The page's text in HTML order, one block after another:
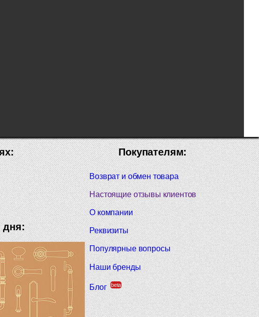
Покупателям:
Возврат и обмен товара
Настоящие отзывы клиентов
О компании
Реквизиты
Популярные вопросы
Наши бренды
Блог beta
дня: